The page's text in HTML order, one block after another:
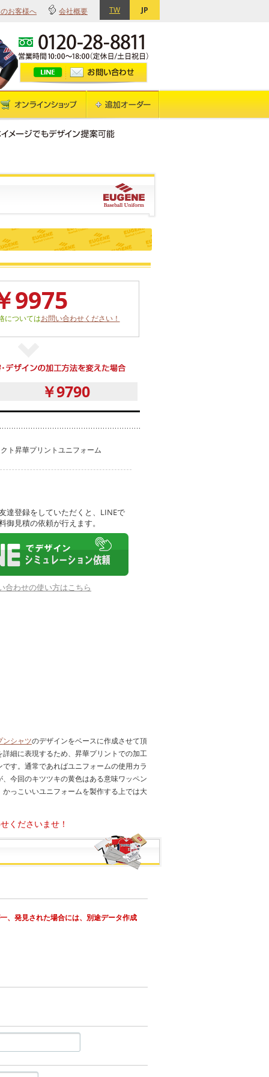
会社概要
お客様へ TW JP
9975
についてはお問い合わせください！
￥9790
ト昇華プリントユニフォーム
達登録をしていただくと、LINEで
御見積の依頼が行えます。
合わせの使い方はこちら
ンシャツのデザインをベースに作成させて頂
細に表現するため、昇華プリントでの加工
す。通常であればユニフォームの使用カラ
今回のキツツキの黄色はある意味ワッペン
っこいいユニフォームを製作する上では大
くださいませ！
、発見された場合には、別途データ作成